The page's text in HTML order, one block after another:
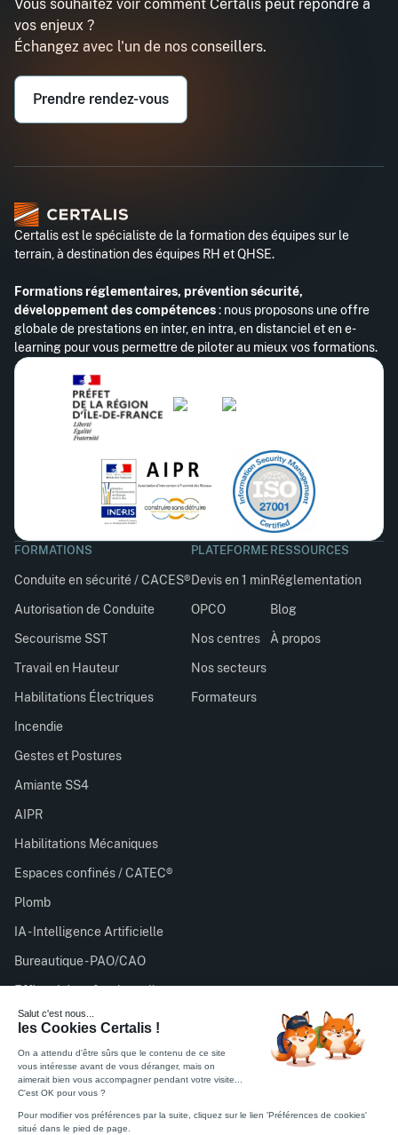
Vous souhaitez voir comment Certalis peut répondre à
vos enjeux ?
Échangez avec l'un de nos conseillers.
Prendre rendez-vous
Certalis est le spécialiste de la formation des équipes sur le
terrain, à destination des équipes RH et QHSE.
Formations réglementaires, prévention sécurité,
développement des compétences: nous proposons une offre
globale de prestations en inter, en intra, en distanciel et en e-
learning pour vous permettre de piloter au mieux vos formations.
FORMATIONS
Conduite en sécurité / CACES®
Autorisation de Conduite
Secourisme SST
Travail en Hauteur
Habilitations Électriques
Incendie
Gestes et Postures
Amiante SS4
AIPR
Habilitations Mécaniques
Espaces confinés / CATEC®
Plomb
IA - Intelligence Artificielle
Bureautique - PAO/CAO
Efficacité professionnelle
PLATEFORME
Devis en 1 min
OPCO
Nos centres
Nos secteurs
Formateurs
RESSOURCES
Réglementation
Blog
À propos
Certalis est organisme de formation enregistré sous le
numéro 11756932075 auprès du préfet de région d’Île-de-
France. Cet enregistrement ne vaut pas agrément de l’État.
Feuille émargement stagiaireFeuille satisfaction stagiaire